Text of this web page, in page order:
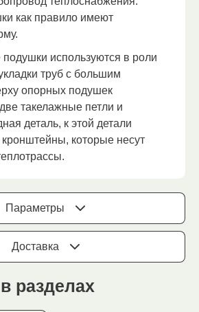
как правило имеют
используются в роли
труб с большим
опорных подушек
такелажные петли и
деталь, к этой детали
которые несут
Параметры
Доставка
разделах